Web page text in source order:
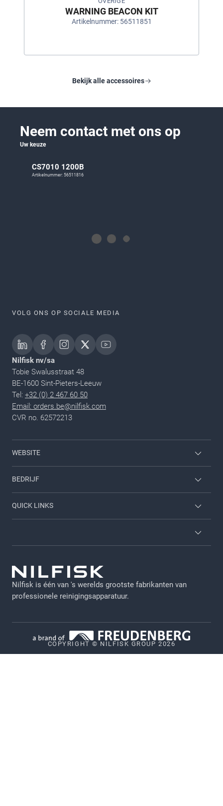
WARNING BEACON KIT
Artikelnummer: 56511851
Bekijk alle accessoires
Neem contact met ons op
Uw keuze
CS7010 1200B
Artikelnummer: 56511816
VOLG ONS OP SOCIALE MEDIA
Nilfisk nv/sa
Tobie Swalusstraat 48
BE-1600 Sint-Pieters-Leeuw
Tel: +32 (0) 2 467 60 50
Email: orders.be@nilfisk.com
CVR no. 62572213
WEBSITE
Inloggen werknemer
Carrieres
BEDRIJF
Over ons
QUICK LINKS
Brochures
GDPR
Juridische verklaring
Vulnerability Disclosure Policy
Nilfisk is één van 's werelds grootste fabrikanten van
professionele reinigingsapparatuur.
COPYRIGHT © NILFISK GROUP 2026